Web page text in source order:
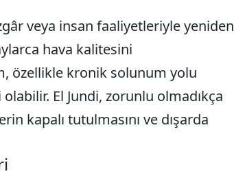
veya insan faaliyetleriyle yeniden
hava kalitesini
özellikle kronik solunum yolu
El Jundi, zorunlu olmadıkça
kapalı tutulmasını ve dışarda